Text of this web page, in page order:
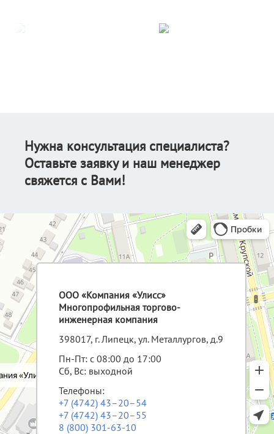
Нужна консультация специалиста?
Оставьте заявку и наш менеджер
свяжется с Вами!
ООО «Компания «Улисс»
Многопрофильная торгово-
инженерная компания
398017, г. Липецк, ул. Металлургов, д.9
Пн-Пт: с 08:00 до 17:00
Сб, Вс: выходной
Телефоны:
+7 (4742) 43–20–54
+7 (4742) 43–20–55
8 (800) 301-63-10